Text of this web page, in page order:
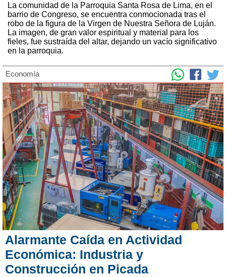
La comunidad de la Parroquia Santa Rosa de Lima, en el
barrio de Congreso, se encuentra conmocionada tras el
robo de la figura de la Virgen de Nuestra Señora de Luján.
La imagen, de gran valor espiritual y material para los
fieles, fue sustraída del altar, dejando un vacío significativo
en la parroquia.
Economía
Alarmante Caída en Actividad
Económica: Industria y
Construcción en Picada